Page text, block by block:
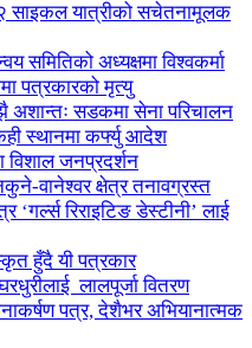
साइकल यात्रीको सचेतनामूलक
समितिको अध्यक्षमा विश्वकर्मा
पत्रकारको मृत्यु
अशान्तः सडकमा सेना परिचालन
स्थानमा कर्फ्यु आदेश
विशाल जनप्रदर्शन
वानेश्वर क्षेत्र तनावग्रस्त
‘गर्ल्स रिराइटिङ डेस्टीनी’ लाई
हुँदै यी पत्रकार
लालपूर्जा वितरण
पत्र, देशैभर अभियानात्मक